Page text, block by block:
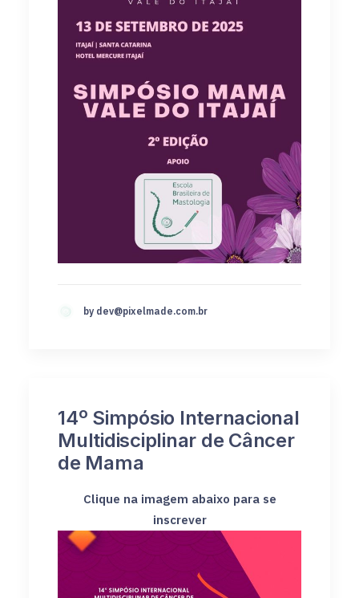
by dev@pixelmade.com.br
14º Simpósio Internacional
Multidisciplinar de Câncer
de Mama
Clique na imagem abaixo para se
inscrever